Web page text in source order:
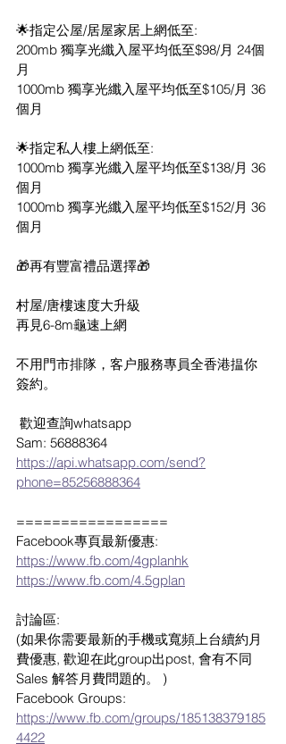
🌟指定公屋/居屋家居上網低至:
200mb 獨享光纖入屋平均低至$98/月 24個
月
1000mb 獨享光纖入屋平均低至$105/月 36
個月
🌟指定私人樓上網低至:
1000mb 獨享光纖入屋平均低至$138/月 36
個月
1000mb 獨享光纖入屋平均低至$152/月 36
個月
🎁再有豐富禮品選擇🎁
村屋/唐樓速度大升級
再見6-8m龜速上網
不用門市排隊，客户服務專員全香港揾你
簽約。
歡迎查詢whatsapp
Sam: 56888364
https://api.whatsapp.com/send?
phone=85256888364
=================
Facebook專頁最新優惠:
https://www.fb.com/4gplanhk
https://www.fb.com/4.5gplan
討論區:
(如果你需要最新的手機或寬頻上台續約月
費優惠, 歡迎在此group出post, 會有不同
Sales 解答月費問題的。 )
Facebook Groups:
https://www.fb.com/groups/185138379185
4422